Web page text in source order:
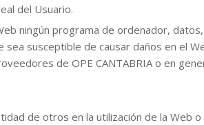
del Usuario.
ningún programa de ordenador,
susceptible de causar daños en el
de OPE CANTABRIA o en
de otros en la utilización de la Web